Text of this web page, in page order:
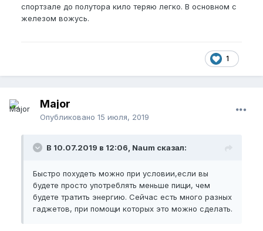
спортзале до полутора кило теряю легко. В основном с
железом вожусь.
1
Major
Опубликовано 15 июля, 2019
В 10.07.2019 в 12:06, Naum сказал:
Быстро похудеть можно при условии,если вы
будете просто употреблять меньше пищи, чем
будете тратить энергию. Сейчас есть много разных
гаджетов, при помощи которых это можно сделать.